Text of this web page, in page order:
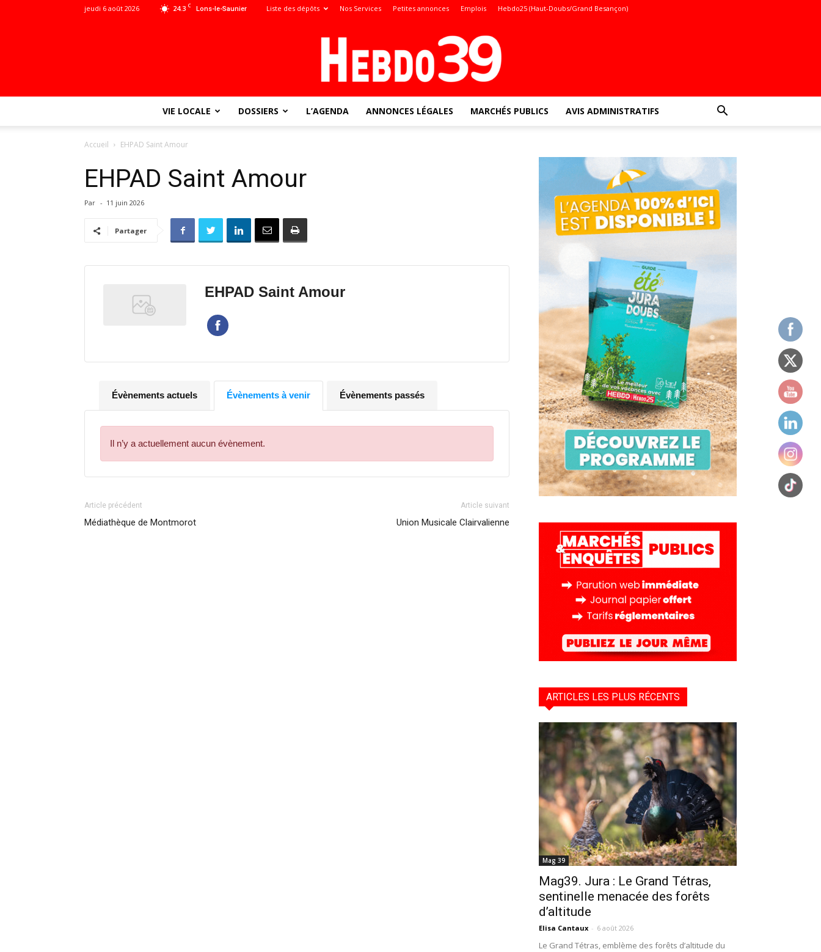
24.3 C Lons-le-Saunier
jeudi 6 août 2026 Liste des dépôts Nos Services Petites annonces Emplois Hebdo25 (Haut-Doubs/Grand Besançon)
l'info
–
VIE LOCALE DOSSIERS L’AGENDA ANNONCES LÉGALES MARCHÉS PUBLICS AVIS ADMINISTRATIFS
Accueil EHPAD Saint Amour
EHPAD Saint Amour
Par - 11 juin 2026
Partager
EHPAD Saint Amour
Évènements actuels Évènements à venir Évènements passés
Il n’y a actuellement aucun évènement.
Article précédent
Médiathèque de Montmorot
Article suivant
Union Musicale Clairvalienne
ARTICLES LES PLUS RÉCENTS
Mag 39
Mag39. Jura : Le Grand Tétras,
sentinelle menacée des forêts
d’altitude
Elisa Cantaux - 6 août 2026
Le Grand Tétras, emblème des forêts d’altitude du